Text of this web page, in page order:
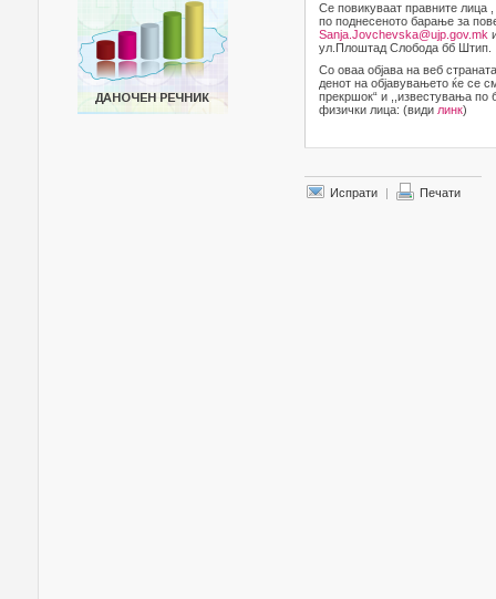
Се повикуваат правните лица
по поднесеното барање за
Sanja.Jovchevska@ujp.gov.mk
ул.Плоштад Слобода бб Штип.
Со оваа објава на веб
денот на објавувањето ќе се
прекршок“ и ,,известувања по
физички лица: (види линк)
Испрати | Печати